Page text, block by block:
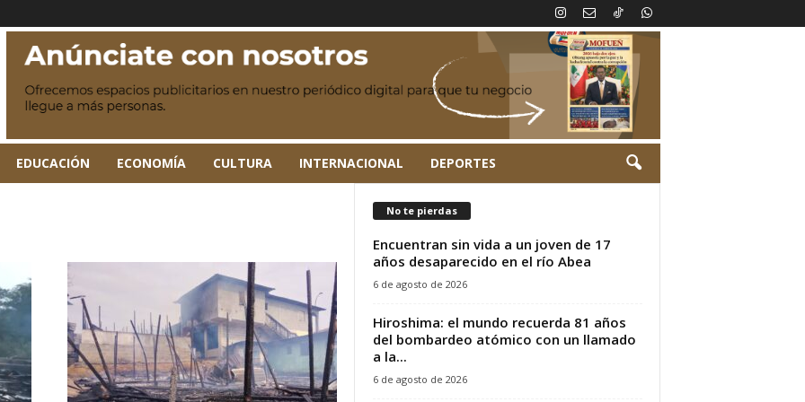
EDUCACIÓN ECONOMÍA CULTURA INTERNACIONAL DEPORTES
No te pierdas
Encuentran sin vida a un joven de 17
años desaparecido en el río Abea
6 de agosto de 2026
Hiroshima: el mundo recuerda 81 años
del bombardeo atómico con un llamado
a la...
6 de agosto de 2026